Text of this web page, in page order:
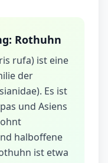
Rothuhn
rufa) ist eine
der
Es ist
und Asiens
halboffene
ist etwa